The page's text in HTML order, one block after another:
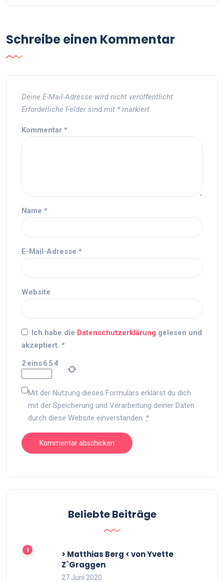
Schreibe einen Kommentar
Deine E-Mail-Adresse wird nicht veröffentlicht.
Erforderliche Felder sind mit *markiert
Kommentar *
Name *
E-Mail-Adresse *
Website
Ich habe die Datenschutzerklärung gelesen und
akzeptiert. *
2 eins6 54
Mit der Nutzung dieses Formulars erklärst du dich
mit der Speicherung und Verarbeitung deiner Daten
durch diese Website einverstanden. *
Beliebte Beiträge
> Matthias Berg < von Yvette
Z`Graggen
27 Juni 2020